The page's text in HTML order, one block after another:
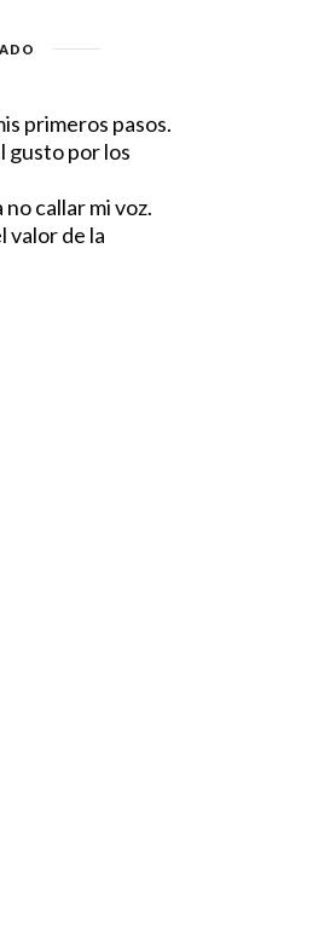
primeros pasos.
gusto por los
callar mi voz.
valor de la